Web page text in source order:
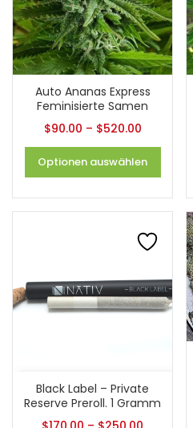
Auto Ananas Express
Feminisierte Samen
$90.00 – $520.00
Optionen auswählen
Black Label – Private
Reserve Preroll. 1 Gramm